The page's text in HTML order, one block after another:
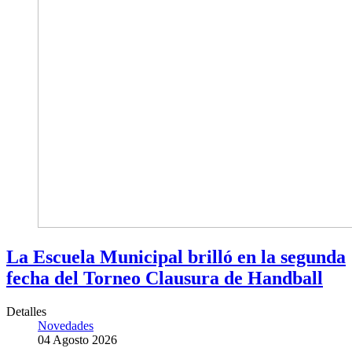
La Escuela Municipal brilló en la segunda
fecha del Torneo Clausura de Handball
Detalles
Novedades
04 Agosto 2026